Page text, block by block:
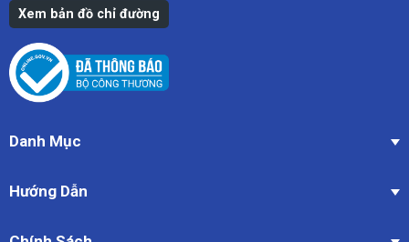
Xem bản đồ chỉ đường
Danh Mục
Hướng Dẫn